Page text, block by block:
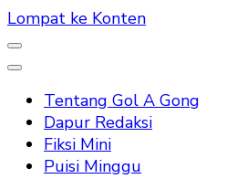
Lompat ke Konten
Tentang Gol A Gong
Dapur Redaksi
Fiksi Mini
Puisi Minggu